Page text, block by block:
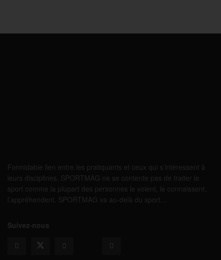
Formidable lien entre les pratiquants et ceux qui s’intéressent à
leurs disciplines, SPORTMAG ne se contente pas de traiter le
sport comme la plupart des personnes le voient, le connaissent,
l’appréhendent. SPORTMAG va au-delà du sport…
Suivez-nous